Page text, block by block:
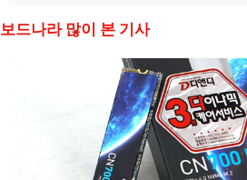
보드나라 많이 본 기사